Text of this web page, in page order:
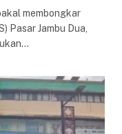
membongkar
Pasar Jambu Dua,